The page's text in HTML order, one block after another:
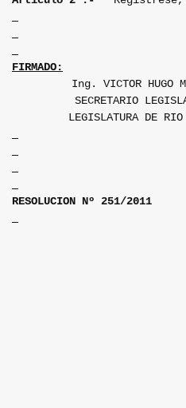
FIRMADO:
Ing. VICTOR HUGO
SECRETARIO
LEGISLATURA DE RIO
RESOLUCION Nº 251/2011